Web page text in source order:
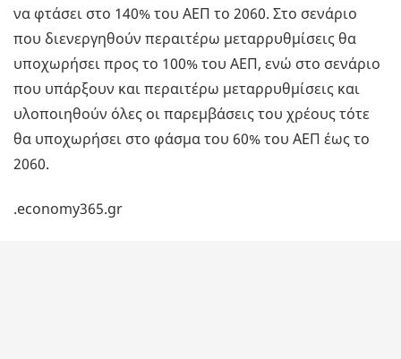
να φτάσει στο 140% του ΑΕΠ το 2060. Στο σενάριο
που διενεργηθούν περαιτέρω μεταρρυθμίσεις θα
υποχωρήσει προς το 100% του ΑΕΠ, ενώ στο σενάριο
που υπάρξουν και περαιτέρω μεταρρυθμίσεις και
υλοποιηθούν όλες οι παρεμβάσεις του χρέους τότε
θα υποχωρήσει στο φάσμα του 60% του ΑΕΠ έως το
2060.
.economy365.gr